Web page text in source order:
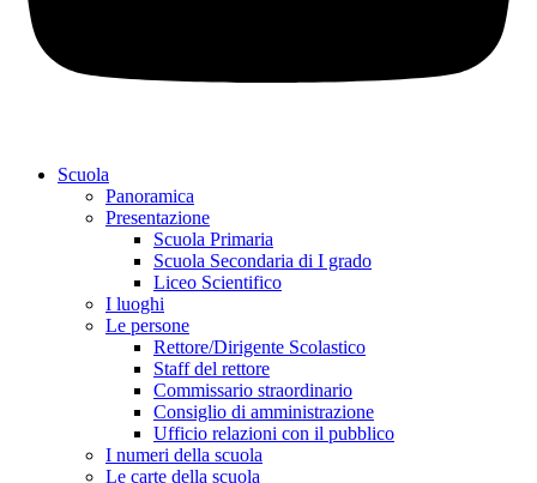
Scuola
Panoramica
Presentazione
Scuola Primaria
Scuola Secondaria di I grado
Liceo Scientifico
I luoghi
Le persone
Rettore/Dirigente Scolastico
Staff del rettore
Commissario straordinario
Consiglio di amministrazione
Ufficio relazioni con il pubblico
I numeri della scuola
Le carte della scuola